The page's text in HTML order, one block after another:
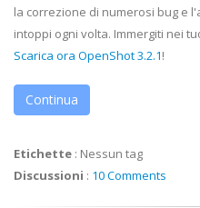
la correzione di numerosi bug e
intoppi ogni volta. Immergiti nei
Scarica ora OpenShot 3.2.1!
Continua
Etichette : Nessun tag
Discussioni : 10 Comments